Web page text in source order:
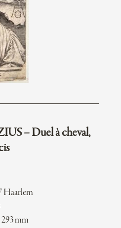
– Duel à cheval,
Haarlem
mm